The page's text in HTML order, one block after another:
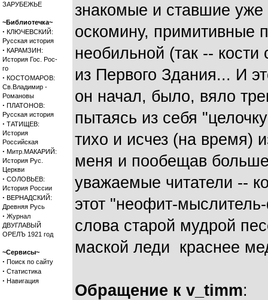
ЗАРУБЕЖЬЕ
~Библиотечка~
· КЛЮЧЕВСКИЙ:
Русская история
· КАРАМЗИН:
История Гос. Рос-
го
· КОСТОМАРОВ:
Св.Владимир -
Романовы
· ПЛАТОНОВ:
Русская история
· ТАТИЩЕВ:
История
Российская
· Митр.МАКАРИЙ:
История Рус.
Церкви
· СОЛОВЬЕВ:
История России
· ВЕРНАДСКИЙ:
Древняя Русь
· Журнал
ДВУГЛАВЫЙ
ОРЕЛЪ 1921 год
~Сервисы~
· Поиск по сайту
· Статистика
· Навигация
знакомые и ставшие
оскомину, примитивные
необильной (так --
из Первого Здания... И
он начал, было, вяло
пытаясь из себя
тихо и исчез (на время)
меня и пообещав
уважаемые читатели --
этот "неофит-
слова старой мудрой
маской леди краснее
Обращение к v_timm: